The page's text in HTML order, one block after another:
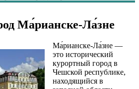
Ма́рианске-Ла́зне
Ма́рианске-Ла́зне —
это исторический
курортный город в
Чешской республике,
находящийся в